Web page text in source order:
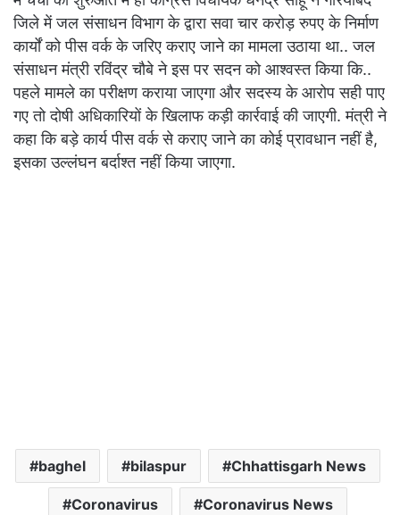
जिले में जल संसाधन विभाग के द्वारा सवा चार करोड़ रुपए के निर्माण
कार्यों को पीस वर्क के जरिए कराए जाने का मामला उठाया था.. जल
संसाधन मंत्री रविंद्र चौबे ने इस पर सदन को आश्वस्त किया कि..
पहले मामले का परीक्षण कराया जाएगा और सदस्य के आरोप सही पाए
गए तो दोषी अधिकारियों के खिलाफ कड़ी कार्रवाई की जाएगी. मंत्री ने
कहा कि बड़े कार्य पीस वर्क से कराए जाने का कोई प्रावधान नहीं है,
इसका उल्लंघन बर्दाश्त नहीं किया जाएगा.
baghel bilaspur Chhattisgarh News
Coronavirus Coronavirus News